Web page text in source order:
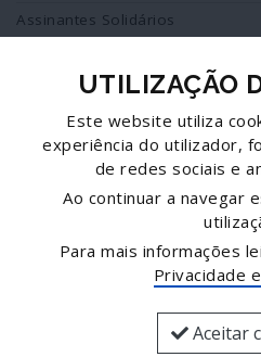
Assinantes Solidários
Redes Sociais
Siga-nos no facebook
Twitter
UTILIZAÇÃO
Este website utiliza
experiência do utilizador,
de redes sociais e
Ao continuar a navegar
Para mais informações
Privacidade
Aceitar